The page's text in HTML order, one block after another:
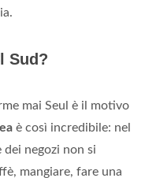
Sud?
mai Seul è il motivo
è così incredibile: nel
negozi non si
mangiare, fare una